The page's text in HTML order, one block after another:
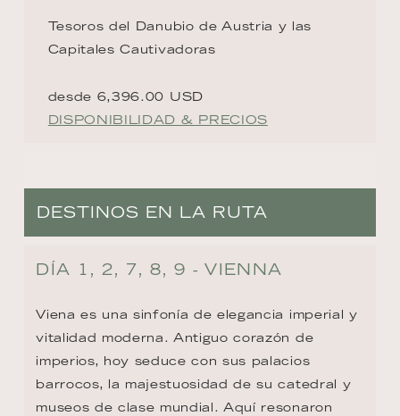
Tesoros del Danubio de Austria y las
Capitales Cautivadoras
desde 6,396.00 USD
DISPONIBILIDAD & PRECIOS
DESTINOS EN LA RUTA
DÍA 1, 2, 7, 8, 9 - VIENNA
Viena es una sinfonía de elegancia imperial y
vitalidad moderna. Antiguo corazón de
imperios, hoy seduce con sus palacios
barrocos, la majestuosidad de su catedral y
museos de clase mundial. Aquí resonaron